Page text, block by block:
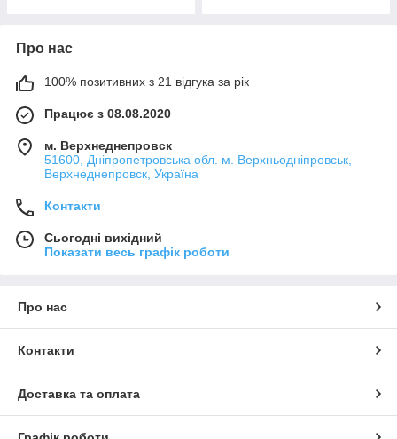
Про нас
100% позитивних з 21 відгука за рік
Працює з 08.08.2020
м. Верхнеднепровск
51600, Дніпропетровська обл. м. Верхньодніпровськ,
Верхнеднепровск, Україна
Контакти
Сьогодні вихідний
Показати весь графік роботи
Про нас
Контакти
Доставка та оплата